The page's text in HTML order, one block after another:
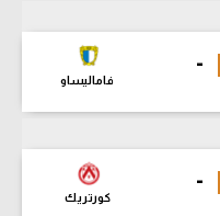
-
فاماليساو
-
كورتريك